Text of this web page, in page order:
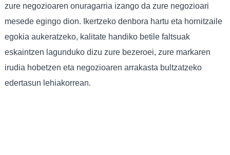
zure negozioaren onuragarria izango da zure negozioari
mesede egingo dion. Ikertzeko denbora hartu eta hornitzaile
egokia aukeratzeko, kalitate handiko betile faltsuak
eskaintzen lagunduko dizu zure bezeroei, zure markaren
irudia hobetzen eta negozioaren arrakasta bultzatzeko
edertasun lehiakorrean.